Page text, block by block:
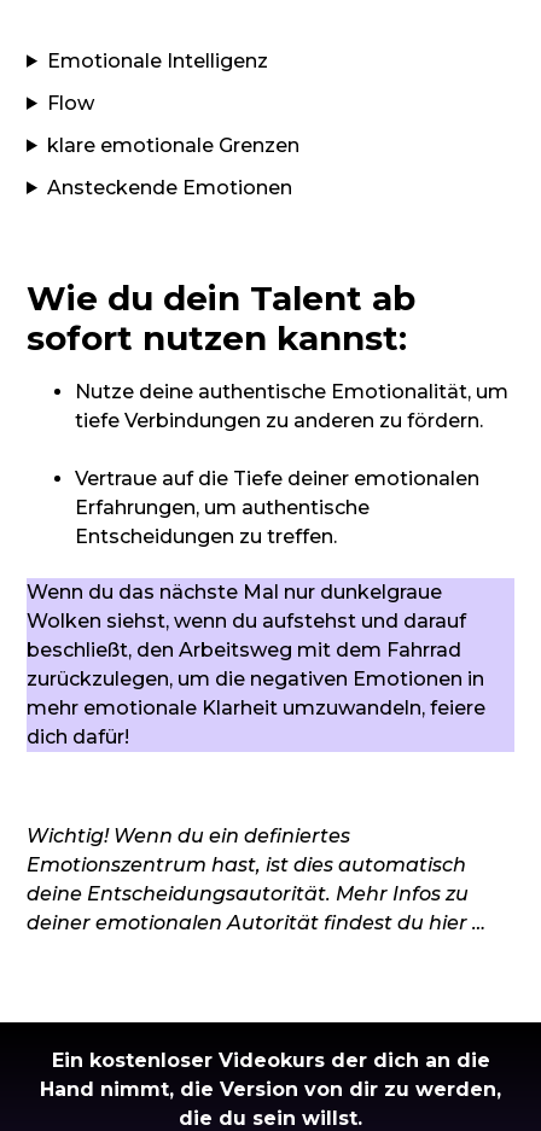
Emotionale Intelligenz
Flow
klare emotionale Grenzen
Ansteckende Emotionen
Wie du dein Talent ab
sofort nutzen kannst:
Nutze deine authentische Emotionalität, um
tiefe Verbindungen zu anderen zu fördern.
Vertraue auf die Tiefe deiner emotionalen
Erfahrungen, um authentische
Entscheidungen zu treffen.
Wenn du das nächste Mal nur dunkelgraue
Wolken siehst, wenn du aufstehst und darauf
beschließt, den Arbeitsweg mit dem Fahrrad
zurückzulegen, um die negativen Emotionen in
mehr emotionale Klarheit umzuwandeln, feiere
dich dafür!
Wichtig! Wenn du ein definiertes
Emotionszentrum hast, ist dies automatisch
deine Entscheidungsautorität. Mehr Infos zu
deiner emotionalen Autorität findest du hier …
Ein kostenloser Videokurs der dich an die
Hand nimmt, die Version von dir zu werden,
die du sein willst.